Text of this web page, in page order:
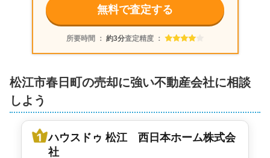
古家あり 土地面積:
ハウスドゥ 松江 西日本ホーム株式会社
無料で査定する
所要時間 ： 約3分査定精度 ：
松江市春日町の売却に強い不動産会社に相談
しよう
ハウスドゥ 松江 西日本ホーム株式会
社